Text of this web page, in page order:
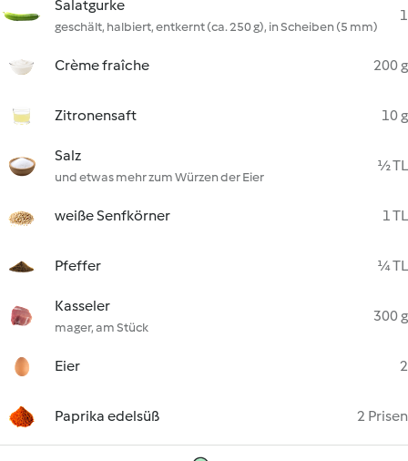
Salatgurke
geschält, halbiert, entkernt (ca. 250 g), in Scheiben (5 mm)
1
Crème fraîche 200 g
Zitronensaft 10 g
Salz
und etwas mehr zum Würzen der Eier
½ TL
weiße Senfkörner 1 TL
Pfeffer ¼ TL
Kasseler
mager, am Stück
300 g
Eier 2
Paprika edelsüß 2 Prisen